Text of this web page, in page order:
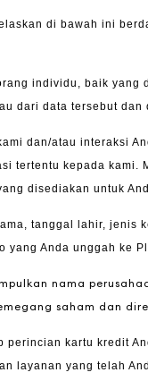
di bawah ini
individu, baik
dari data tersebut
dan/atau interaksi
tertentu kepada
disediakan untuk
tanggal lahir,
Anda unggah ke
nama
saham dan
perincian kartu kredit
layanan yang telah